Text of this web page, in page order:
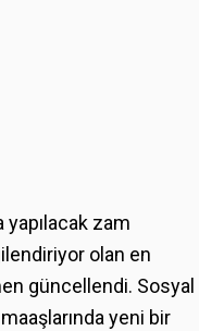
zam
olan en
güncellendi. Sosyal
yeni bir